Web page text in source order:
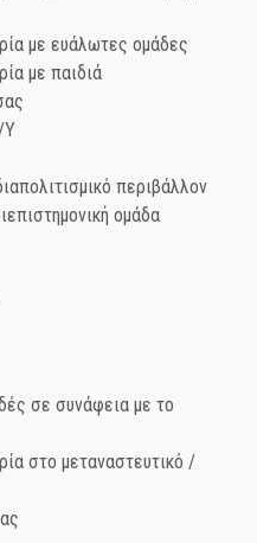
με ευάλωτες ομάδες
με παιδιά
Υ
περιβάλλον
ομάδα
σε συνάφεια με το
στο μεταναστευτικό /